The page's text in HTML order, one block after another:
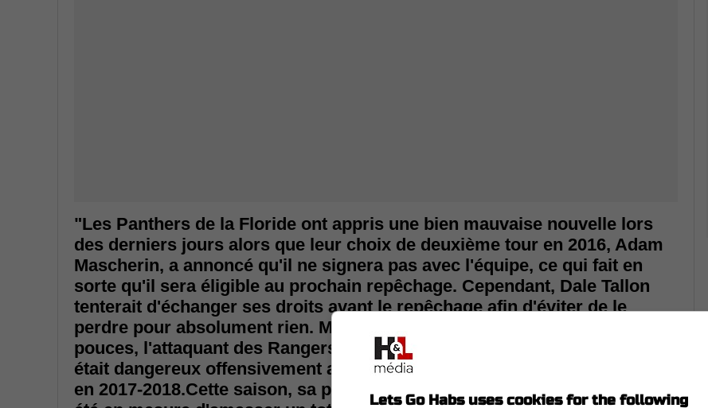
"Les Panthers de la Floride ont appris une bien mauvaise nouvelle lors
des derniers jours alors que leur choix de deuxième tour en 2016, Adam
Mascherin, a annoncé qu'il ne signera pas avec l'équipe, ce qui fait en
sorte qu'il sera éligible au prochain repêchage. Cependant, Dale Tallon
tenterait d'échanger ses droits avant le repêchage afin d'éviter de le
perdre pour absolument rien. Même s'il ne mesure que cinq pieds et neuf
pouces, l'attaquant des Rangers de Kitchener dans la OHL a prouvé qu'il
était dangereux offensivement alors qu'il a eu une saison de 100 points
en 2017-2018.Cette saison, sa production a chuté, mais il a tout de même
Lets Go Habs uses cookies for the following